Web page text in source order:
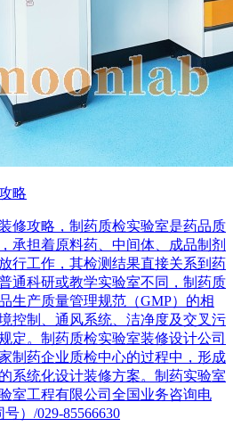
略
修攻略，制药质检实验室是药品质
承担着原料药、中间体、成品制剂
行工作，其检测结果直接关系到药
通科研或教学实验室不同，制药质
生产质量管理规范（GMP）的相
控制、通风系统、洁净度及交叉污
定。制药质检实验室装修设计公司
制药企业质检中心的过程中，形成
系统化设计装修方案。制药实验室
室工程有限公司全国业务咨询电
）/029-85566630